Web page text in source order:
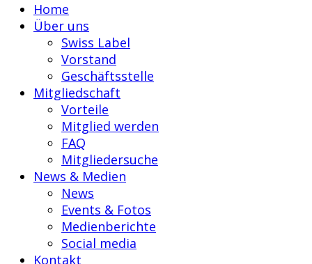
Home
Über uns
Swiss Label
Vorstand
Geschäftsstelle
Mitgliedschaft
Vorteile
Mitglied werden
FAQ
Mitgliedersuche
News & Medien
News
Events & Fotos
Medienberichte
Social media
Kontakt